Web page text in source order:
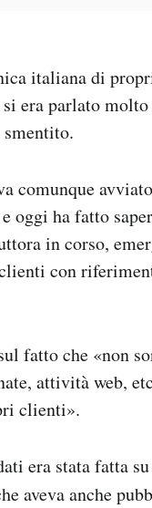
italiana di
era parlato
comunque
oggi ha fatto
in corso,
con
fatto che «non
attività web,
clienti».
era stata fatta
aveva anche